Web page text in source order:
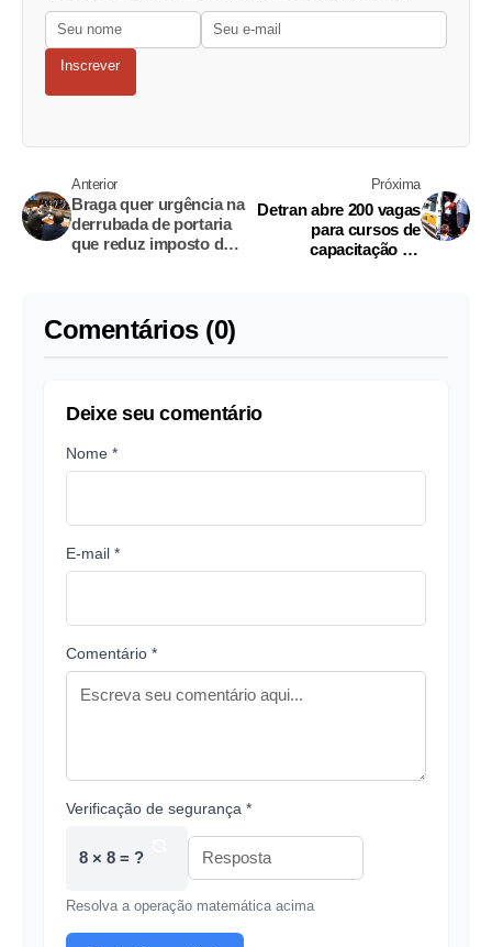
Inscrever
Anterior
Braga quer urgência na
derrubada de portaria
que reduz imposto de
Próxima
Detran abre 200 vagas
para cursos de
capacitação no
Comentários (0)
Deixe seu comentário
Nome *
E-mail *
Comentário *
Verificação de segurança *
8 × 8 = ?
Resolva a operação matemática acima